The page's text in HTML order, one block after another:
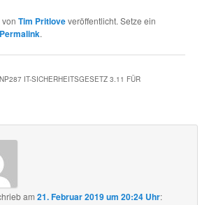
vonTim Pritloveveröffentlicht. Setze ein
Permalink.
IT-SICHERHEITSGESETZ 3.11 FÜR
am21. Februar 2019 um 20:24 Uhr: